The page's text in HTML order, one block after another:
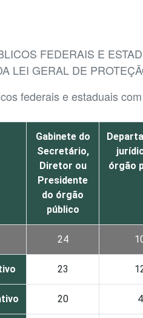
FEDERAIS E
LEI GERAL DE
federais e estaduais
Gabinete do
Secretário,
Diretor ou
Presidente
do órgão
público
órgão
24
23
20 4